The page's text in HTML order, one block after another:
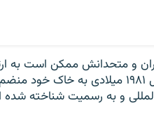
و متحدانش ممکن است به
سرزمین مورد مناقشه‌ای که اسرائیل آن را در سال ۱۹۸۱
و به رسمیت شناخته شده